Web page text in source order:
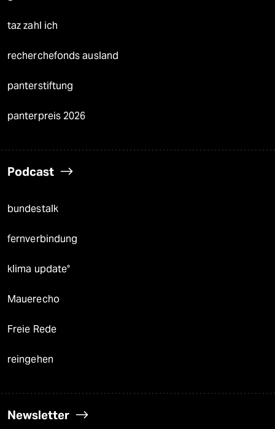
taz zahl ich
recherchefonds ausland
panterstiftung
panterpreis 2026
Podcast
bundestalk
fernverbindung
klima update°
Mauerecho
Freie Rede
reingehen
Newsletter